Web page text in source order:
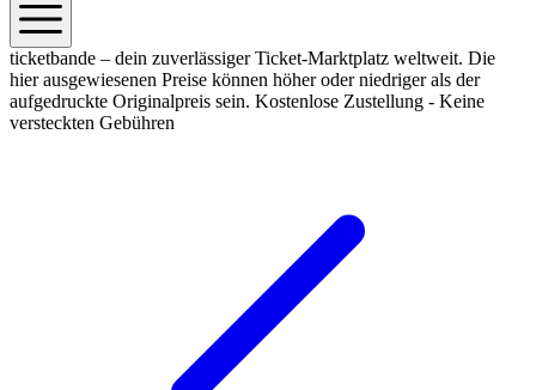
ticketbande – dein zuverlässiger Ticket-Marktplatz weltweit. Die
hier ausgewiesenen Preise können höher oder niedriger als der
aufgedruckte Originalpreis sein. Kostenlose Zustellung - Keine
versteckten Gebühren